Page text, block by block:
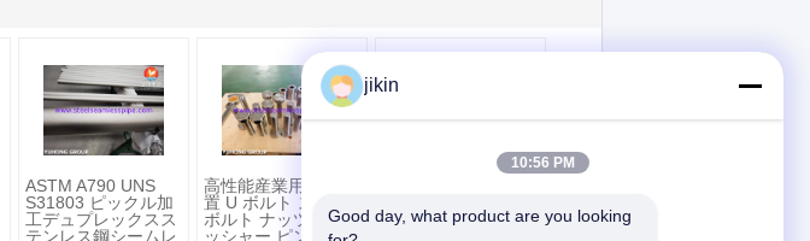
ASTM A790 UNS
S31803 ピックル加
工デュプレックスス
テンレス鋼シームレ
高性能産業用固定装
置 U ボルト スッド
ボルト ナッツ ウォ
ッシャー ピン ディ
ムレスパイプ 石油・
jikin
10:56 PM
Good day, what product are you looking